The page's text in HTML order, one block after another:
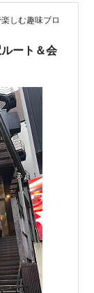
しむ趣味ブロ
ート＆会